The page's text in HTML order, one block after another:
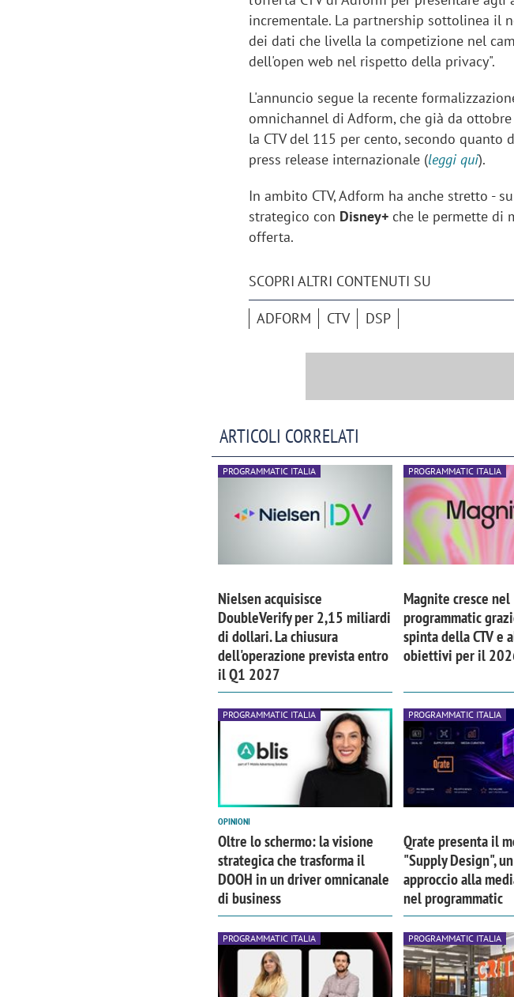
incrementale. La partnership sottolinea il
dei dati che livella la competizione nel
dell'open web nel rispetto della privacy".
L'annuncio segue la recente
omnichannel di Adform, che già da
la CTV del 115 per cento, secondo
press release internazionale (leggi qui).
In ambito CTV, Adform ha anche stretto -
strategico con Disney+ che le permette di
offerta.
SCOPRI ALTRI CONTENUTI SU
ADFORM CTV DSP
ARTICOLI CORRELATI
PROGRAMMATIC ITALIA
Nielsen acquisisce
DoubleVerify per 2,15 miliardi
di dollari. La chiusura
dell'operazione prevista entro
il Q1 2027
PROGRAMMATIC ITALIA
Magnite cresce nel
programmatic
spinta della CTV e
obiettivi per il
PROGRAMMATIC ITALIA
OPINIONI
Oltre lo schermo: la visione
strategica che trasforma il
DOOH in un driver omnicanale
di business
PROGRAMMATIC ITALIA
Qrate presenta il
"Supply Design",
approccio alla
nel programmatic
PROGRAMMATIC ITALIA PROGRAMMATIC ITALIA
comunicazione crea un brand food:
Emanuele Viora di Deloitte Digital:
«La creatività resta centrale, l’AI deve